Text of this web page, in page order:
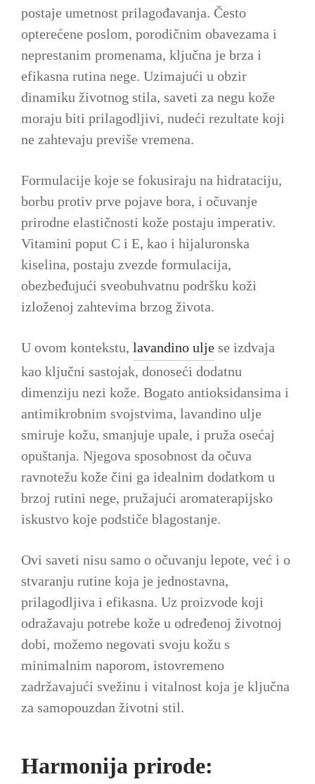
postaje umetnost prilagođavanja. Često
opterećene poslom, porodičnim obavezama i
neprestanim promenama, ključna je brza i
efikasna rutina nege. Uzimajući u obzir
dinamiku životnog stila, saveti za negu kože
moraju biti prilagodljivi, nudeći rezultate koji
ne zahtevaju previše vremena.
Formulacije koje se fokusiraju na hidrataciju,
borbu protiv prve pojave bora, i očuvanje
prirodne elastičnosti kože postaju imperativ.
Vitamini poput C i E, kao i hijaluronska
kiselina, postaju zvezde formulacija,
obezbeđujući sveobuhvatnu podršku koži
izloženoj zahtevima brzog života.
U ovom kontekstu, lavandino ulje se izdvaja
kao ključni sastojak, donoseći dodatnu
dimenziju nezi kože. Bogato antioksidansima i
antimikrobnim svojstvima, lavandino ulje
smiruje kožu, smanjuje upale, i pruža osećaj
opuštanja. Njegova sposobnost da očuva
ravnotežu kože čini ga idealnim dodatkom u
brzoj rutini nege, pružajući aromaterapijsko
iskustvo koje podstiče blagostanje.
Ovi saveti nisu samo o očuvanju lepote, već i o
stvaranju rutine koja je jednostavna,
prilagodljiva i efikasna. Uz proizvode koji
odražavaju potrebe kože u određenoj životnoj
dobi, možemo negovati svoju kožu s
minimalnim naporom, istovremeno
zadržavajući svežinu i vitalnost koja je ključna
za samopouzdan životni stil.
Harmonija prirode: